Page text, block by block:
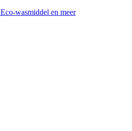
Eco-wasmiddel en meer